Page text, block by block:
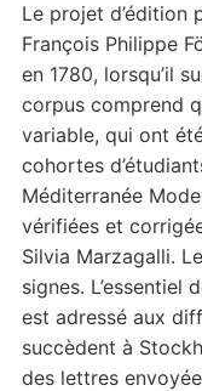
Le projet d’édition
François Philippe
en 1780, lorsqu’il
corpus comprend
variable, qui ont
cohortes
Méditerranée
vérifiées et
Silvia Marzagalli.
signes.
est adressé aux
succèdent à
des lettres